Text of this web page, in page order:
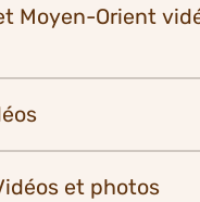
Moyen-Orient
et photos